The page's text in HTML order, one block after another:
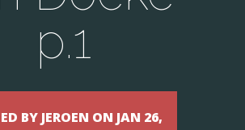
p.1
BY JEROEN ON JAN 26,